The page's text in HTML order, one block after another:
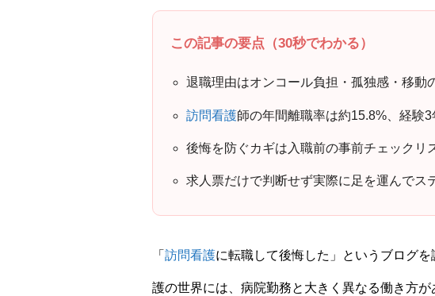
この記事の要点（30秒でわかる）
退職理由はオンコール負担・孤独感・移動
訪問看護師の年間離職率は約15.8%、経験
後悔を防ぐカギは入職前の事前チェックリ
求人票だけで判断せず実際に足を運んでス
「 訪問看護に転職して後悔した」というブログ
護の世界には、病院勤務と大きく異なる働き方